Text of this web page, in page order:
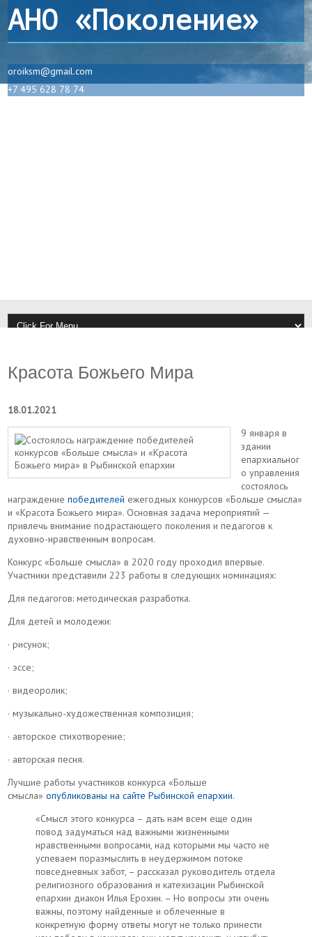
АНО «Поколение»
oroiksm@gmail.com
+7 495 628 78 74
Красота Божьего Мира
18.01.2021
9 января в
здании
епархиальног
о управления
состоялось
награждениепобедителей ежегодных конкурсов «Больше смысла»
и «Красота Божьего мира». Основная задача мероприятий —
привлечь внимание подрастающего поколения и педагогов к
духовно-нравственным вопросам.
Конкурс «Больше смысла» в 2020 году проходил впервые.
Участники представили 223 работы в следующих номинациях:
Для педагогов: методическая разработка.
Для детей и молодежи:
· рисунок;
· эссе;
· видеоролик;
· музыкально-художественная композиция;
· авторское стихотворение;
· авторская песня.
Лучшие работы участников конкурса «Больше
смысла»опубликованы на сайте Рыбинской епархии.
«Смысл этого конкурса – дать нам всем еще один
повод задуматься над важными жизненными
нравственными вопросами, над которыми мы часто не
успеваем поразмыслить в неудержимом потоке
повседневных забот, – рассказал руководитель отдела
религиозного образования и катехизации Рыбинской
епархии диакон Илья Ерохин. – Но вопросы эти очень
важны, поэтому найденные и облеченные в
конкретную форму ответы могут не только принести